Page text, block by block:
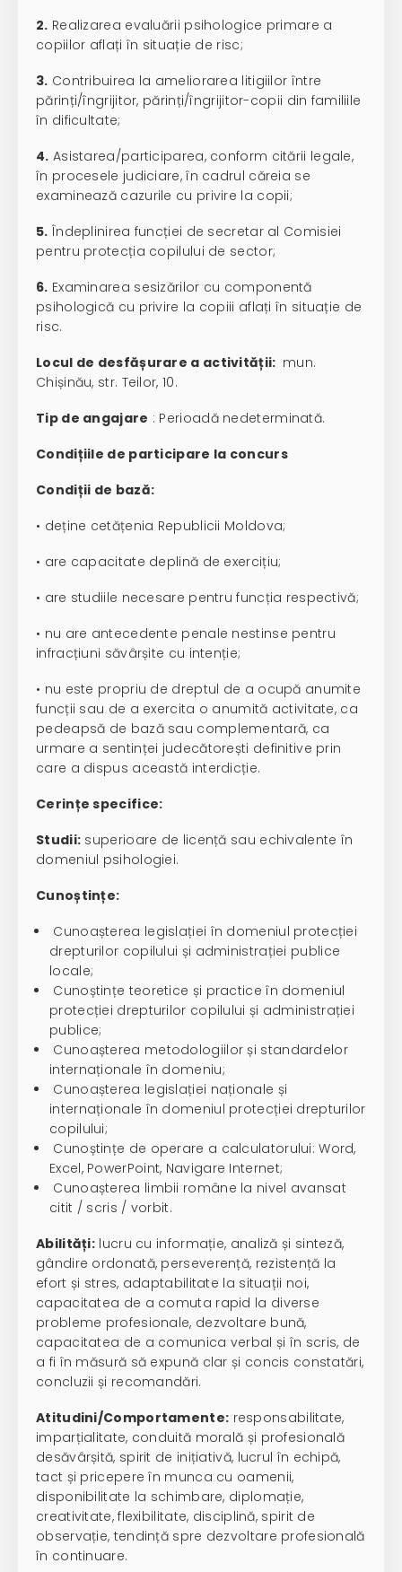
2. Realizarea evaluării psihologice primare a
copiilor aflați în situație de risc;
3. Contribuirea la ameliorarea litigiilor între
părinți/îngrijitor, părinți/îngrijitor-copii din familiile
în dificultate;
4. Asistarea/participarea, conform citării legale,
în procesele judiciare, în cadrul căreia se
examinează cazurile cu privire la copii;
5. Îndeplinirea funcției de secretar al Comisiei
pentru protecția copilului de sector;
6. Examinarea sesizărilor cu componentă
psihologică cu privire la copiii aflați în situație de
risc.
Locul de desfășurare a activității: mun.
Chișinău, str. Teilor, 10.
Tip de angajare : Perioadă nedeterminată.
Condițiile de participare la concurs
Condiții de bază:
• deține cetățenia Republicii Moldova;
• are capacitate deplină de exercițiu;
• are studiile necesare pentru funcția respectivă;
• nu are antecedente penale nestinse pentru
infracțiuni săvârșite cu intenție;
• nu este propriu de dreptul de a ocupă anumite
funcții sau de a exercita o anumită activitate, ca
pedeapsă de bază sau complementară, ca
urmare a sentinței judecătorești definitive prin
care a dispus această interdicție.
Cerințe specifice:
Studii: superioare de licență sau echivalente în
domeniul psihologiei.
Cunoștințe:
Cunoașterea legislației în domeniul protecției
drepturilor copilului și administrației publice
locale;
Cunoștințe teoretice și practice în domeniul
protecției drepturilor copilului și administrației
publice;
Cunoașterea metodologiilor și standardelor
internaționale în domeniu;
Cunoașterea legislației naționale și
internaționale în domeniul protecției drepturilor
copilului;
Cunoștințe de operare a calculatorului: Word,
Excel, PowerPoint, Navigare Internet;
Cunoașterea limbii române la nivel avansat
citit / scris / vorbit.
Abilități: lucru cu informație, analiză și sinteză,
gândire ordonată, perseverență, rezistență la
efort și stres, adaptabilitate la situații noi,
capacitatea de a comuta rapid la diverse
probleme profesionale, dezvoltare bună,
capacitatea de a comunica verbal și în scris, de
a fi în măsură să expună clar și concis constatări,
concluzii și recomandări.
Atitudini/Comportamente: responsabilitate,
imparțialitate, conduită morală și profesională
desăvârșită, spirit de inițiativă, lucrul în echipă,
tact și pricepere în munca cu oamenii,
disponibilitate la schimbare, diplomație,
creativitate, flexibilitate, disciplină, spirit de
observație, tendință spre dezvoltare profesională
în continuare.